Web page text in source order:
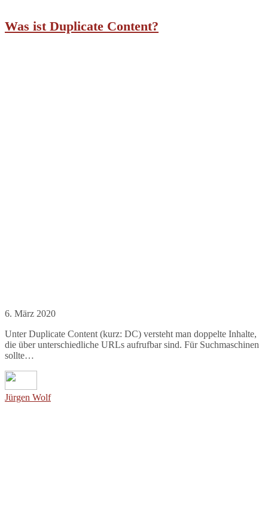
Was ist Duplicate Content?
6. März 2020
Unter Duplicate Content (kurz: DC) versteht man doppelte Inhalte,
die über unterschiedliche URLs aufrufbar sind. Für Suchmaschinen
sollte…
Jürgen Wolf